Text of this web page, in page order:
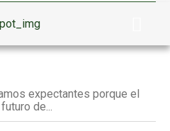
expectantes porque el
de...